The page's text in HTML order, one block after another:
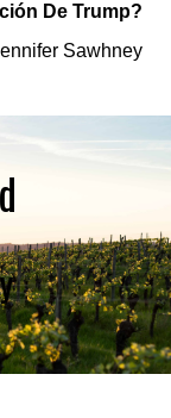
De Trump?
Sawhney